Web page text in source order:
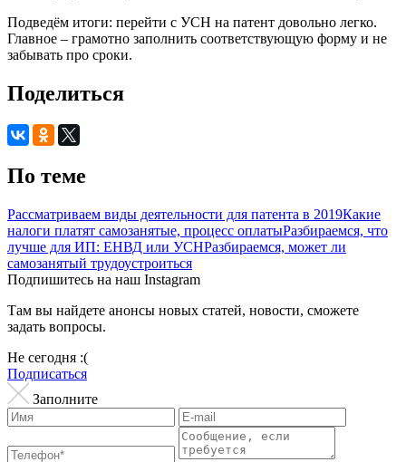
Подведём итоги: перейти с УСН на патент довольно легко.
Главное – грамотно заполнить соответствующую форму и не
забывать про сроки.
Поделиться
По теме
Рассматриваем виды деятельности для патента в 2019Какие
налоги платят самозанятые, процесс оплатыРазбираемся, что
лучше для ИП: ЕНВД или УСНРазбираемся, может ли
самозанятый трудоустроиться
Подпишитесь на наш Instagram
Там вы найдете анонсы новых статей, новости, сможете
задать вопросы.
Не сегодня :(
Подписаться
Заполните